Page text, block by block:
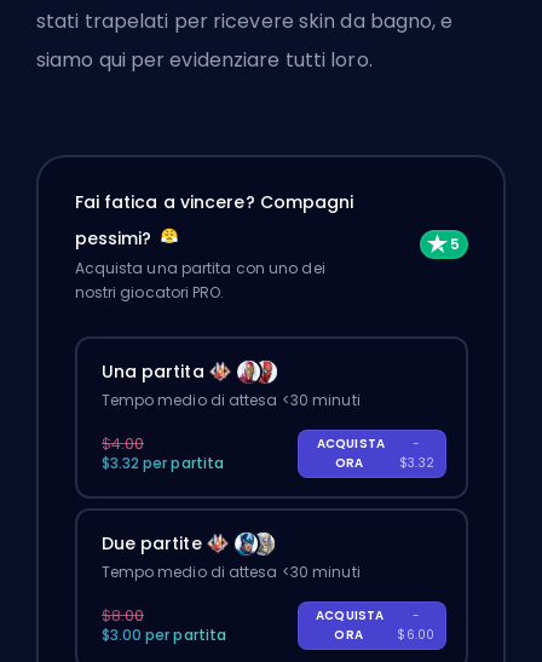
stati trapelati per ricevere skin da bagno, e
siamo qui per evidenziare tutti loro.
Fai fatica a vincere? Compagni
pessimi?
Acquista una partita con uno dei
nostri giocatori PRO.
Una partita
Tempo medio di attesa <30 minuti
$4.00
$3.32 per partita
ACQUISTA
ORA
-
$3.32
Due partite
Tempo medio di attesa <30 minuti
$8.00
$3.00 per partita
ACQUISTA
ORA
-
$6.00